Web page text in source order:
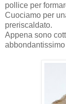
pollice per
Cuociamo per
preriscaldato.
Appena sono